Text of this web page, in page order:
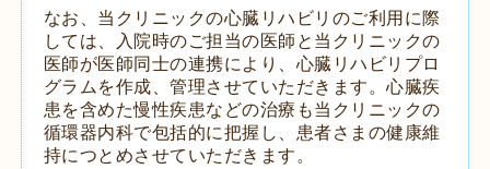
なお、当クリニックの心臓リハビリのご利用に際
しては、入院時のご担当の医師と当クリニックの
医師が医師同士の連携により、心臓リハビリプロ
グラムを作成、管理させていただきます。心臓疾
患を含めた慢性疾患などの治療も当クリニックの
循環器内科で包括的に把握し、患者さまの健康維
持につとめさせていただきます。